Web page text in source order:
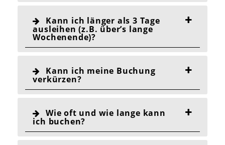
Kann ich länger als 3 Tage
ausleihen (z.B. über’s lange
Wochenende)?
Kann ich meine Buchung
verkürzen?
Wie oft und wie lange kann
ich buchen?